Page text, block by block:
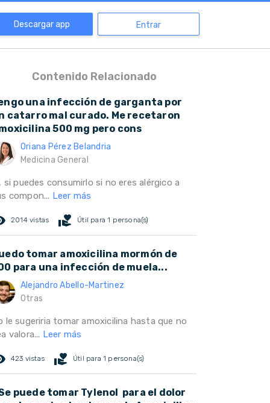
Descargar app Entrar
Contenido Relacionado
una infección de garganta por
catarro mal curado. Me recetaron
500 mg pero cons
Oriana Pérez Belandria
Medicina General
si puedes consumirlo si no eres alérgico a
compon... Leer más
2014 vistas volunteer_activism Útil para 1 persona(s)
tomar amoxicilina mormón de
para una infección de muela...
Alejandro Abello-Martinez
Otras
le sugeriria tomar amoxicilina hasta que no
valora... Leer más
423 vistas volunteer_activism Útil para 1 persona(s)
puede tomar Tylenol para el dolor